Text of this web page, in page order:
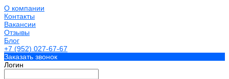
О компании
Контакты
Вакансии
Отзывы
Блог
+7 (952) 027-67-67
Заказать звонок
Логин